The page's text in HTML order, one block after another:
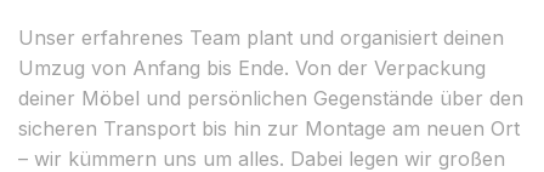
Unser erfahrenes Team plant und organisiert deinen
Umzug von Anfang bis Ende. Von der Verpackung
deiner Möbel und persönlichen Gegenstände über den
sicheren Transport bis hin zur Montage am neuen Ort
– wir kümmern uns um alles. Dabei legen wir großen